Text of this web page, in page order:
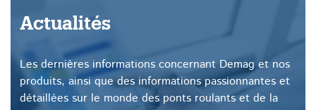
Actualités
Les dernières informations concernant Demag et nos
produits, ainsi que des informations passionnantes et
détaillées sur le monde des ponts roulants et de la